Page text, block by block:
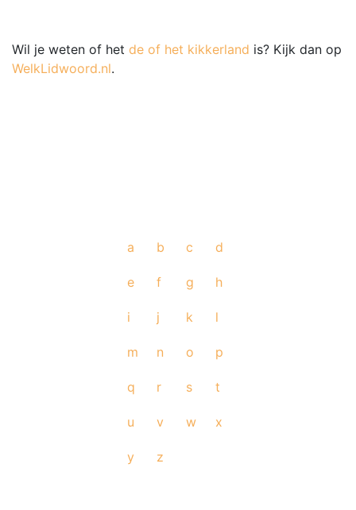
Wil je weten of het de of het kikkerland is? Kijk dan op
WelkLidwoord.nl.
a b c d
e f g h
i j k l
m n o p
q r s t
u v w x
y z